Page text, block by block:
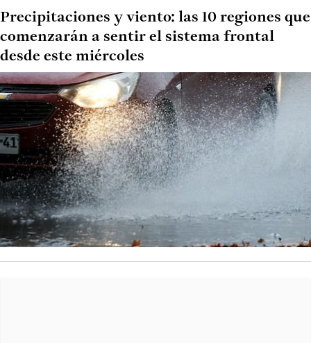
Precipitaciones y viento: las 10 regiones que
comenzarán a sentir el sistema frontal
desde este miércoles